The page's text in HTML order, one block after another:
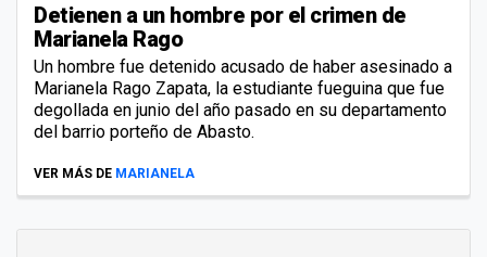
Detienen a un hombre por el crimen de
Marianela Rago
Un hombre fue detenido acusado de haber asesinado a
Marianela Rago Zapata, la estudiante fueguina que fue
degollada en junio del año pasado en su departamento
del barrio porteño de Abasto.
VER MÁS DE MARIANELA